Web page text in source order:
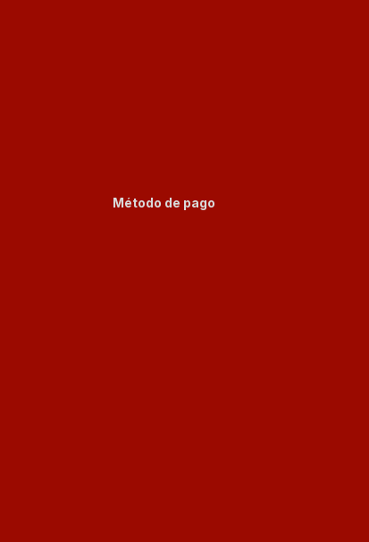
Método de pago